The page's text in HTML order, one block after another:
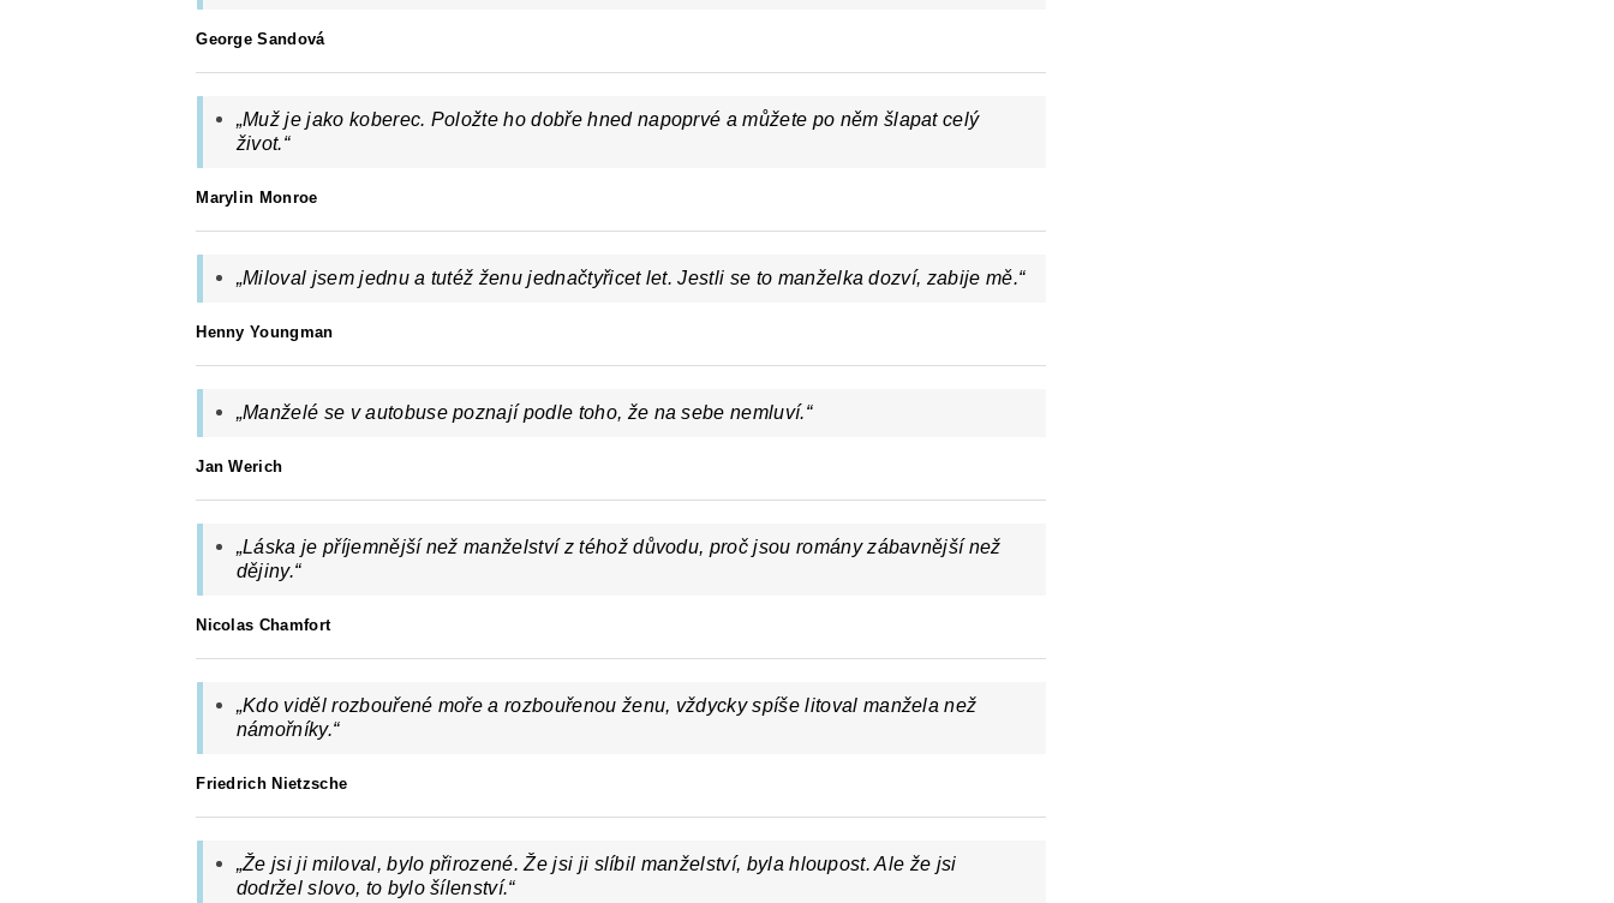
George Sandová
„Muž je jako koberec. Položte ho dobře hned napoprvé a můžete po něm šlapat celý
život.“
Marylin Monroe
„Miloval jsem jednu a tutéž ženu jednačtyřicet let. Jestli se to manželka dozví, zabije mě.“
Henny Youngman
„Manželé se v autobuse poznají podle toho, že na sebe nemluví.“
Jan Werich
„Láska je příjemnější než manželství z téhož důvodu, proč jsou romány zábavnější než
dějiny.“
Nicolas Chamfort
„Kdo viděl rozbouřené moře a rozbouřenou ženu, vždycky spíše litoval manžela než
námořníky.“
Friedrich Nietzsche
„Že jsi ji miloval, bylo přirozené. Že jsi ji slíbil manželství, byla hloupost. Ale že jsi
dodržel slovo, to bylo šílenství.“